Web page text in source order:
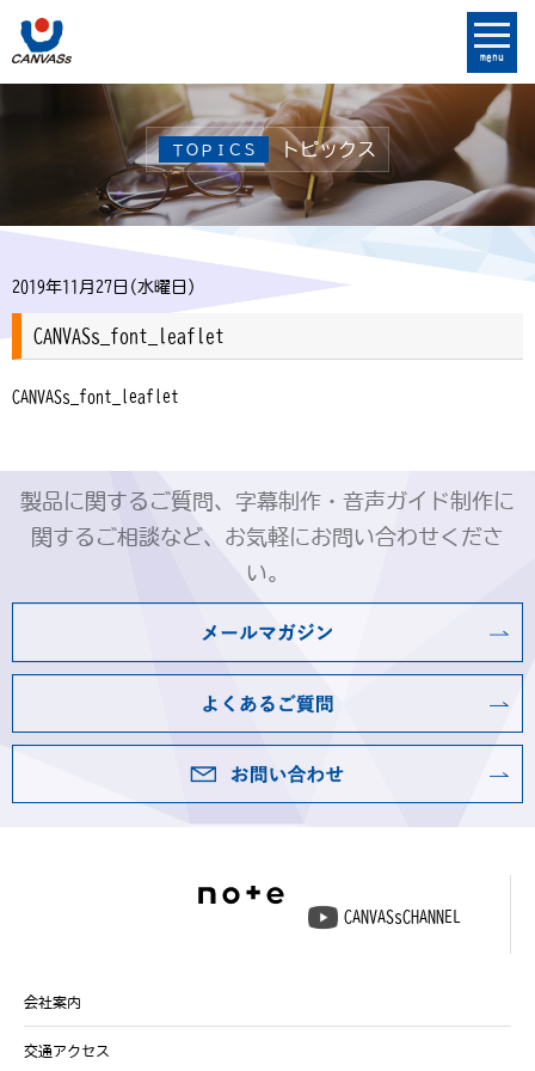
menu
ＴＯＰＩＣＳ トピックス
2019年11月27日(水曜日)
CANVASs_font_leaflet
CANVASs_font_leaflet
製品に関するご質問、字幕制作・音声ガイド制作に
関するご相談など、お気軽にお問い合わせくださ
い。
CANVASsCHANNEL
会社案内
交通アクセス